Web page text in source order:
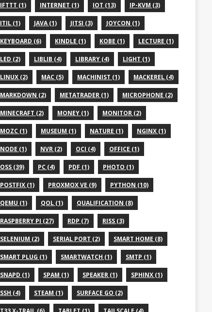
IFTTT (1) INTERNET (1) IOT (13) IP-KVM (3)
ITIL (1) JAVA (1) JITSI (3) JOYCON (1)
KEYBOARD (6) KINDLE (1) KOBE (1) LECTURE (1)
LED (2) LIBLIB (4) LIBRARY (4) LIGHT (1)
LINUX (2) MAC (5) MACHINIST (1) MACKEREL (4)
MARKDOWN (2) METATRADER (1) MICROPHONE (2)
MINECRAFT (2) MONEY (1) MONITOR (2)
MOZC (1) MUSEUM (1) NATURE (1) NGINX (1)
NODE (1) NVR (2) OCI (4) OFFICE (1)
OSS (39) PC (4) PDF (1) PHOTO (1)
POSTFIX (1) PROXMOX VE (9) PYTHON (10)
QEMU (1) QOL (1) QUALIFICATION (8)
RASPBERRY PI (27) RDP (7) RISS (3)
SELENIUM (2) SERIAL PORT (2) SMART HOME (8)
SMART PLUG (1) SMARTWATCH (1) SMTP (1)
SNAPD (1) SPAM (1) SPEAKER (1) SPHINX (1)
SSH (4) STEAM (1) SURFACE GO (2)